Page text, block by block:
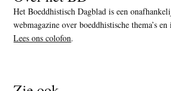
Het Boeddhistisch Dagblad is een
webmagazine over boeddhistische thema’s
Lees ons colofon.